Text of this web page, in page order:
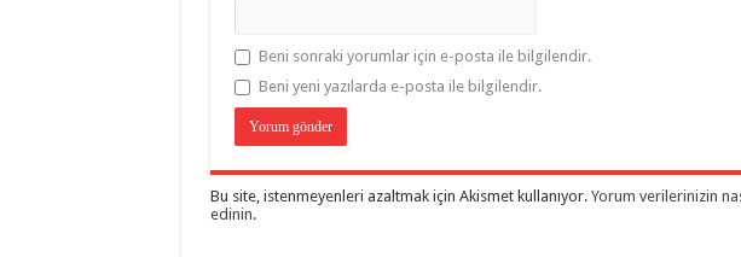
Beni sonraki yorumlar için e-posta ile bilgilendir.
Beni yeni yazılarda e-posta ile bilgilendir.
Bu site, istenmeyenleri azaltmak için Akismet kullanıyor. Yorum verilerinizin
edinin.